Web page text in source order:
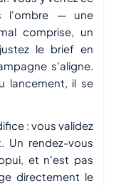
l'ombre — une
comprise, un
le brief en
s'aligne.
lancement, il se
: vous validez
Un rendez-vous
et n'est pas
directement le